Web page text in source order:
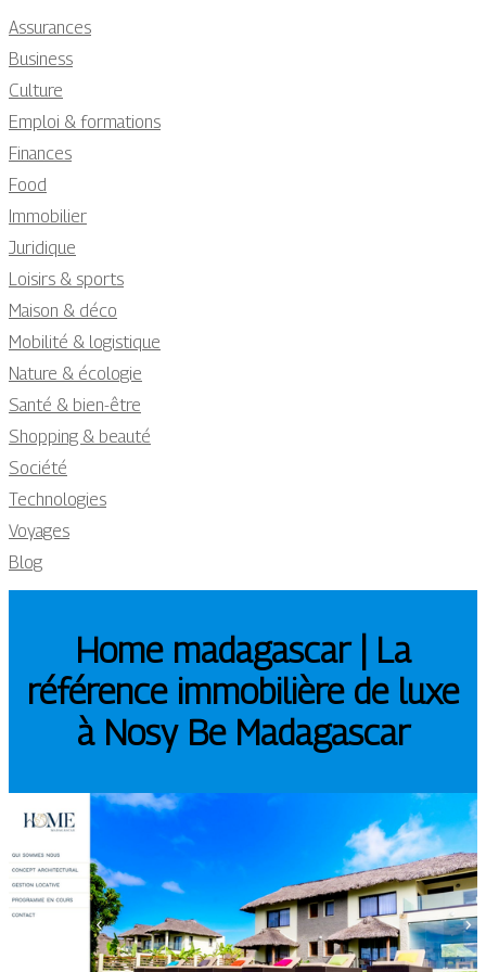
Assurances
Business
Culture
Emploi & formations
Finances
Food
Immobilier
Juridique
Loisirs & sports
Maison & déco
Mobilité & logistique
Nature & écologie
Santé & bien-être
Shopping & beauté
Société
Technologies
Voyages
Blog
Home madagascar | La
référence immobilière de luxe
à Nosy Be Madagascar